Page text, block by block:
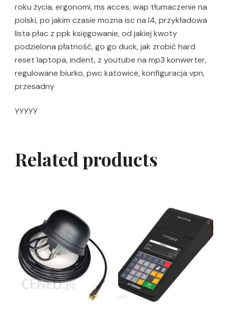
roku życia, ergonomi, ms acces, wap tłumaczenie na
polski, po jakim czasie mozna isc na l4, przykładowa
lista płac z ppk księgowanie, od jakiej kwoty
podzielona płatność, go go duck, jak zrobić hard
reset laptopa, indent, z youtube na mp3 konwerter,
regulowane biurko, pwc katowice, konfiguracja vpn,
przesadny
yyyyy
Related products